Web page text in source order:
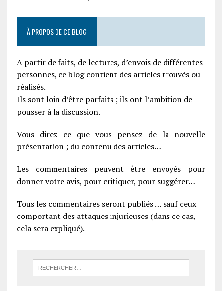
À PROPOS DE CE BLOG
A partir de faits, de lectures, d’envois de différentes
personnes, ce blog contient des articles trouvés ou
réalisés.
Ils sont loin d’être parfaits ; ils ont l’ambition de
pousser à la discussion.
Vous direz ce que vous pensez de la nouvelle
présentation ; du contenu des articles…
Les commentaires peuvent être envoyés pour
donner votre avis, pour critiquer, pour suggérer…
Tous les commentaires seront publiés … sauf ceux
comportant des attaques injurieuses (dans ce cas,
cela sera expliqué).